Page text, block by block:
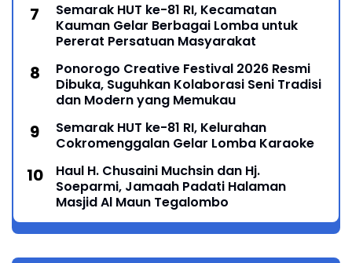
Semarak HUT ke-81 RI, Kecamatan
Kauman Gelar Berbagai Lomba untuk
Pererat Persatuan Masyarakat
Ponorogo Creative Festival 2026 Resmi
Dibuka, Suguhkan Kolaborasi Seni Tradisi
dan Modern yang Memukau
Semarak HUT ke-81 RI, Kelurahan
Cokromenggalan Gelar Lomba Karaoke
Haul H. Chusaini Muchsin dan Hj.
Soeparmi, Jamaah Padati Halaman
Masjid Al Maun Tegalombo